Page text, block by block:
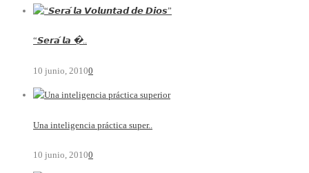
“𝙎𝙚𝙧𝙖́ 𝙡𝙖 �..
10 junio, 20100
Una inteligencia práctica super..
10 junio, 20100